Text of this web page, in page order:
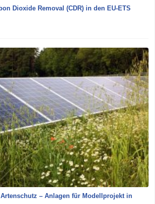
Dioxide Removal (CDR) in den EU-ETS
– Anlagen für Modellprojekt in